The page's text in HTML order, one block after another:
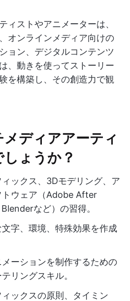
ィストやアニメーターは、
オンラインメディア向けの
ョン、デジタルコンテンツ
、動きを使ってストーリー
を構築し、その創造力で観
ディアアーティ
ょうか？
ックス、3Dモデリング、ア
トウェア（Adobe After
など）の習得。
字、環境、特殊効果を作成
ーションを制作するための
リングスキル。
ックスの原則、タイミン